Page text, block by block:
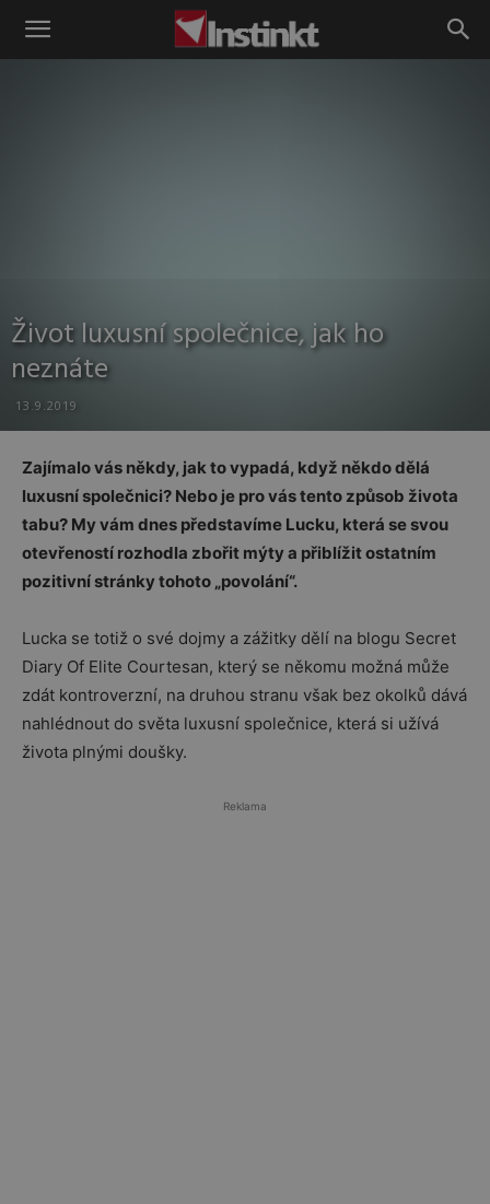
Instinkt
Život luxusní společnice, jak ho
neznáte
13.9.2019
Zajímalo vás někdy, jak to vypadá, když někdo dělá
luxusní společnici? Nebo je pro vás tento způsob života
tabu? My vám dnes představíme Lucku, která se svou
otevřeností rozhodla zbořit mýty a přiblížit ostatním
pozitivní stránky tohoto „povolání“.
Lucka se totiž o své dojmy a zážitky dělí na blogu Secret
Diary Of Elite Courtesan, který se někomu možná může
zdát kontroverzní, na druhou stranu však bez okolků dává
nahlédnout do světa luxusní společnice, která si užívá
života plnými doušky.
Reklama